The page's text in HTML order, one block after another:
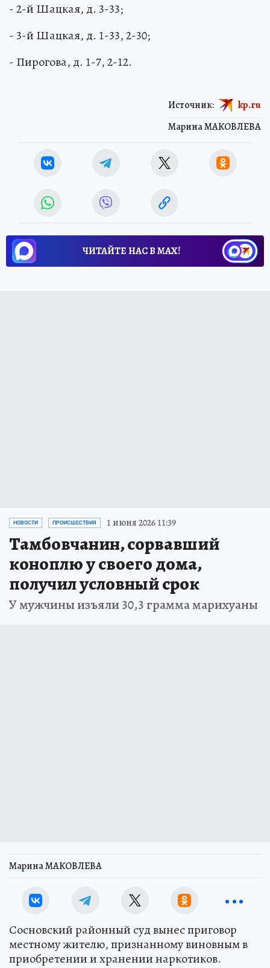
- 2-й Шацкая, д. 3-33;
- 3-й Шацкая, д. 1-33, 2-30;
- Пирогова, д. 1-7, 2-12.
Марина МАКОВЛЕВА
Источник: kp.ru
ЧИТАЙТЕ НАС В МАХ!
НОВОСТИ ПРОИСШЕСТВИЯ 1 июня 2026 11:39
Тамбовчанин, сорвавший
коноплю у своего дома,
получил условный срок
У мужчины изъяли 30,3 грамма марихуаны
Марина МАКОВЛЕВА
Сосновский районный суд вынес приговор
местному жителю, признанному виновным в
приобретении и хранении наркотиков.